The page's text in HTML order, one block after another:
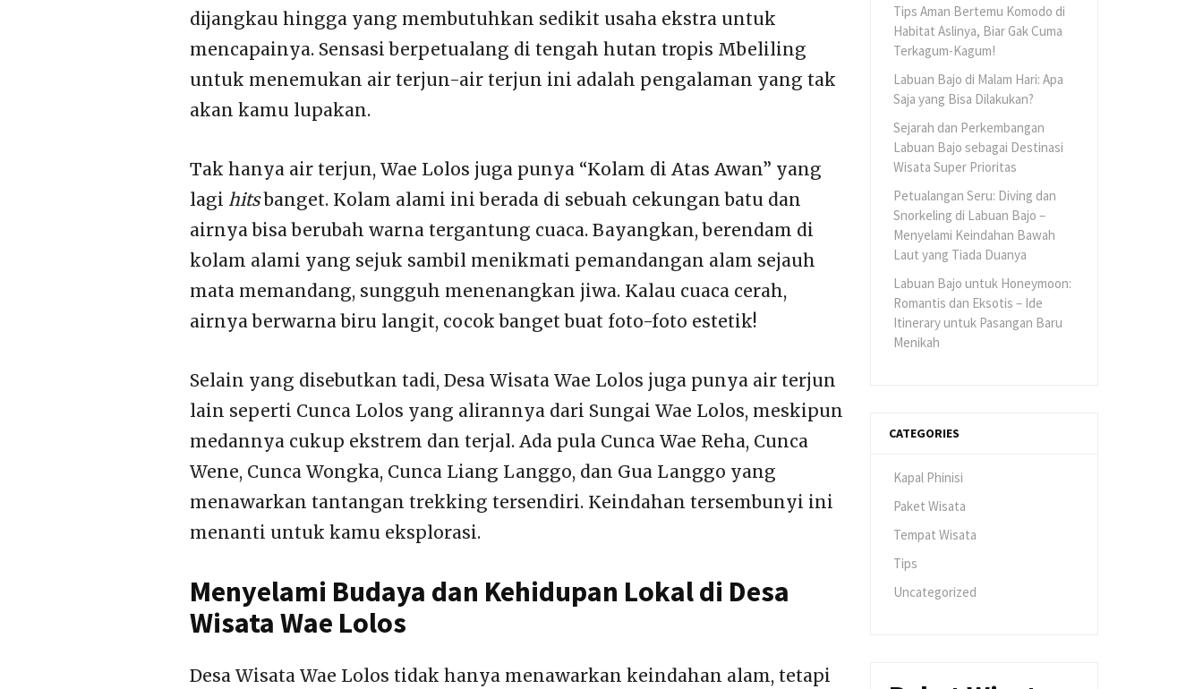
dijangkau hingga yang membutuhkan sedikit usaha ekstra untuk
mencapainya. Sensasi berpetualang di tengah hutan tropis Mbeliling
untuk menemukan air terjun-air terjun ini adalah pengalaman yang tak
akan kamu lupakan.
Tak hanya air terjun, Wae Lolos juga punya “Kolam di Atas Awan” yang
lagi hitsbanget. Kolam alami ini berada di sebuah cekungan batu dan
airnya bisa berubah warna tergantung cuaca. Bayangkan, berendam di
kolam alami yang sejuk sambil menikmati pemandangan alam sejauh
mata memandang, sungguh menenangkan jiwa. Kalau cuaca cerah,
airnya berwarna biru langit, cocok banget buat foto-foto estetik!
Selain yang disebutkan tadi, Desa Wisata Wae Lolos juga punya air terjun
lain seperti Cunca Lolos yang alirannya dari Sungai Wae Lolos, meskipun
medannya cukup ekstrem dan terjal. Ada pula Cunca Wae Reha, Cunca
Wene, Cunca Wongka, Cunca Liang Langgo, dan Gua Langgo yang
menawarkan tantangan trekking tersendiri. Keindahan tersembunyi ini
menanti untuk kamu eksplorasi.
Menyelami Budaya dan Kehidupan Lokal di Desa
Wisata Wae Lolos
Desa Wisata Wae Lolos tidak hanya menawarkan keindahan alam, tetapi
Tips Aman Bertemu Komodo di
Habitat Aslinya, Biar Gak Cuma
Terkagum-Kagum!
Labuan Bajo di Malam Hari: Apa
Saja yang Bisa Dilakukan?
Sejarah dan Perkembangan
Labuan Bajo sebagai Destinasi
Wisata Super Prioritas
Petualangan Seru: Diving dan
Snorkeling di Labuan Bajo –
Menyelami Keindahan Bawah
Laut yang Tiada Duanya
Labuan Bajo untuk Honeymoon:
Romantis dan Eksotis – Ide
Itinerary untuk Pasangan Baru
Menikah
CATEGORIES
Kapal Phinisi
Paket Wisata
Tempat Wisata
Tips
Uncategorized